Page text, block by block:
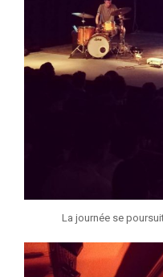
La journée se